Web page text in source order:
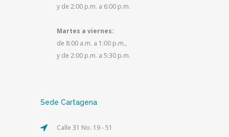
y de 2:00 p.m. a 6:00 p.m.
Martes a viernes:
de 8:00 a.m. a 1:00 p.m.,
y de 2:00 p.m. a 5:30 p.m.
Sede Cartagena
Calle 31 No. 19 - 51